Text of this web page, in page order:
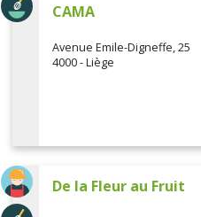
CAMA
Avenue Emile-Digneffe, 25
4000 - Liège
De la Fleur au Fruit